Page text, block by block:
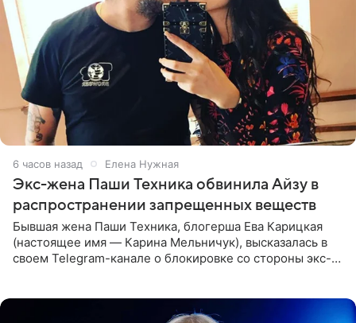
6 часов назад Елена Нужная
Экс-жена Паши Техника обвинила Айзу в
распространении запрещенных веществ
Бывшая жена Паши Техника, блогерша Ева Карицкая
(настоящее имя — Карина Мельничук), высказалась в
своем Telegram-канале о блокировке со стороны экс-